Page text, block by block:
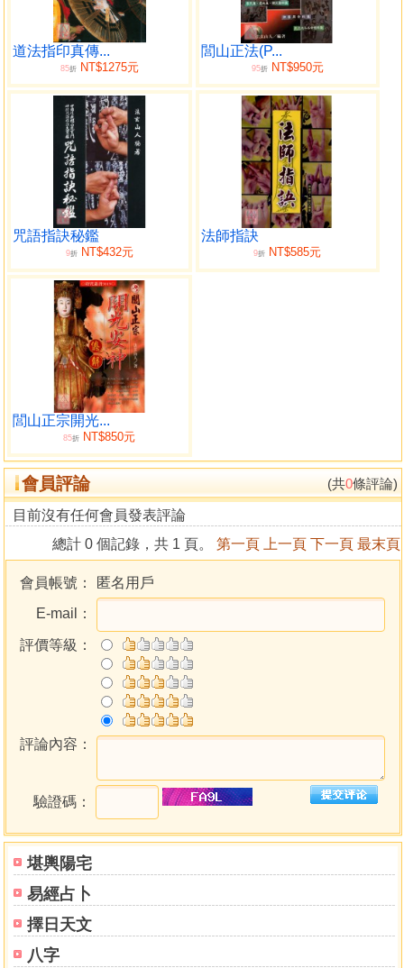
堪輿陽宅
易經占卜
擇日天文
八字
金剛鐵筆指
王天君指
陽雷指
三師三童子指
宗師指(一)
太清道君指
玄天上帝指
發兵訣
雷以嘴指
單鶴朝飛指
毫光揚現指
哪啗太子金鎗單輪指
右壇官將指
左壇官將指
四大元帥指
閭山通天指
泰山石敢當
法主公指
準提佛母指
觀音指
小蒙山
閭山敕符指
閭山琉璃指
閭山護教四將指
玄天上帝帶劍指
雙泰山祈福印
龍玄祖師法身指
左官指
右官指
三奶蓋印指
三奶打煞指
三寶一指
三寶二指
三寶三指
正一天師指
道法指印真傳...
85折NT$1275元
閭山正法(P...
95折NT$950元
咒語指訣秘鑑
9折NT$432元
法師指訣
9折 NT$585元
閭山正宗開光...
85折 NT$850元
會員評論 (共0條評論)
目前沒有任何會員發表評論
總計 0 個記錄，共 1 頁。 第一頁 上一頁 下一頁 最末頁
會員帳號：
匿名用戶
E-mail：
評價等級：
評論內容：
驗證碼：